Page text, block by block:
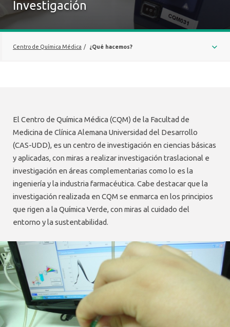
Investigación
Centro de Química Médica / ¿Qué hacemos?
El Centro de Química Médica (CQM) de la Facultad de
Medicina de Clínica Alemana Universidad del Desarrollo
(CAS-UDD), es un centro de investigación en ciencias básicas
y aplicadas, con miras a realizar investigación traslacional e
investigación en áreas complementarias como lo es la
ingeniería y la industria farmacéutica. Cabe destacar que la
investigación realizada en CQM se enmarca en los principios
que rigen a la Química Verde, con miras al cuidado del
entorno y la sustentabilidad.